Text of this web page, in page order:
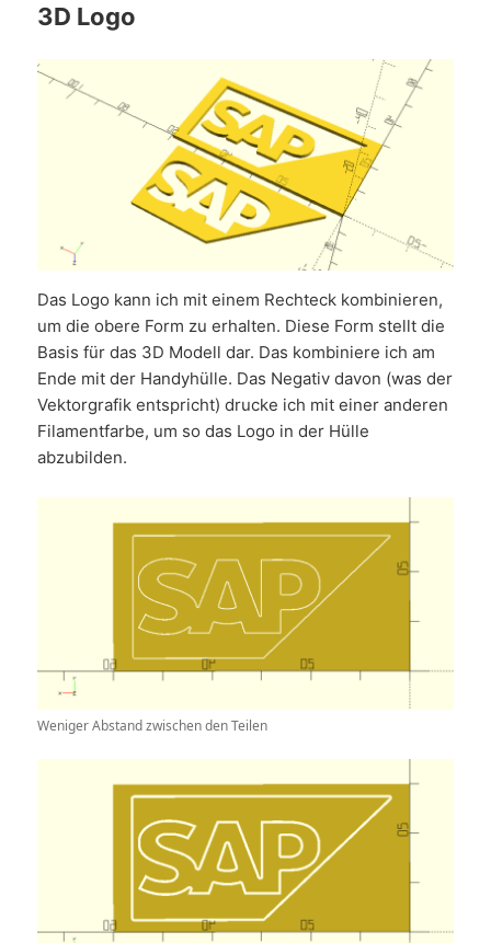
3D Logo
Das Logo kann ich mit einem Rechteck kombinieren,
um die obere Form zu erhalten. Diese Form stellt die
Basis für das 3D Modell dar. Das kombiniere ich am
Ende mit der Handyhülle. Das Negativ davon (was der
Vektorgrafik entspricht) drucke ich mit einer anderen
Filamentfarbe, um so das Logo in der Hülle
abzubilden.
Weniger Abstand zwischen den Teilen